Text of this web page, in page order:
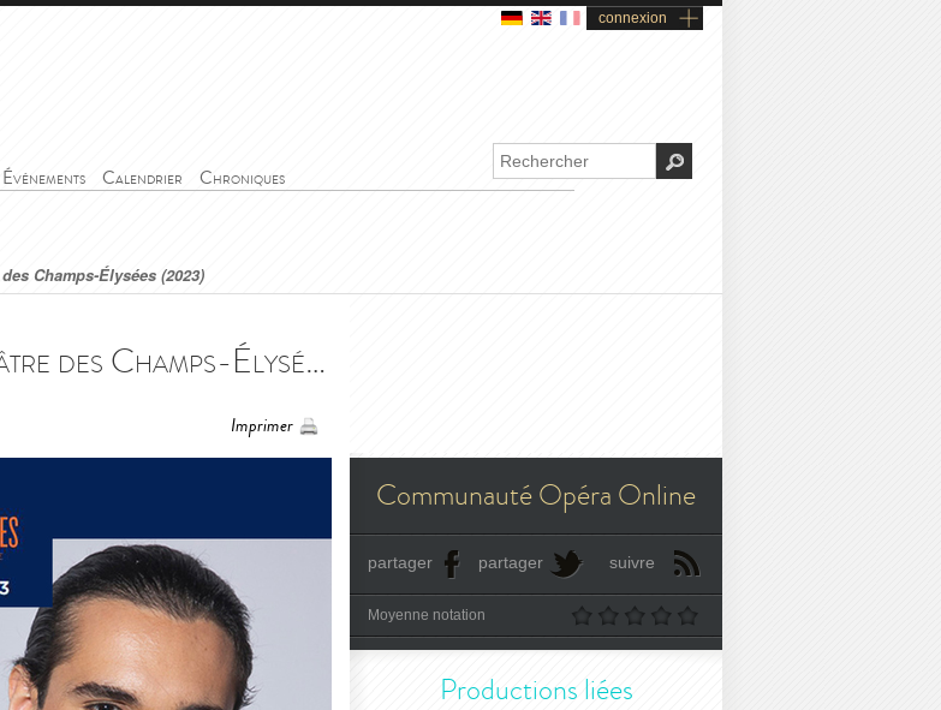
connexion
Événements Calendrier Chroniques
Champs-Élysées (2023)
Stabat Mater (Pergolèse) - Théâtre des Champs-Élysées (2023) - Stabat Mater (Pergolèse) - Théâtre des Champs-Élysées (2023)
Imprimer
Communauté Opéra Online
partager partager suivre
Moyenne notation
Productions liées